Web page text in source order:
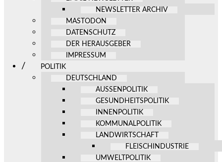
NEWSLETTER ARCHIV
MASTODON
DATENSCHUTZ
DER HERAUSGEBER
IMPRESSUM
POLITIK
DEUTSCHLAND
AUSSENPOLITIK
GESUNDHEITSPOLITIK
INNENPOLITIK
KOMMUNALPOLITIK
LANDWIRTSCHAFT
FLEISCHINDUSTRIE
UMWELTPOLITIK